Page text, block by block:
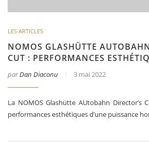
LES ARTICLES
NOMOS GLASHÜTTE AUTOBAHN
CUT : PERFORMANCES
parDan Diaconu 3 mai 2022
La NOMOS Glashütte AUtobahn
performances esthétiques d’une puissance